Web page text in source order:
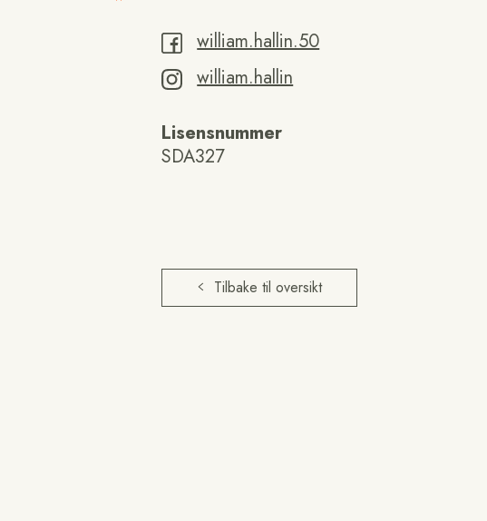
william.hallin.50
william.hallin
Lisensnummer
SDA327
Tilbake til oversikt